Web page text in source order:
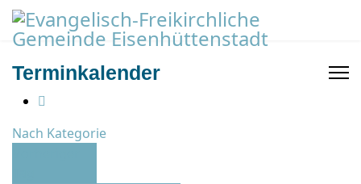
Terminkalender
Nach Kategorie